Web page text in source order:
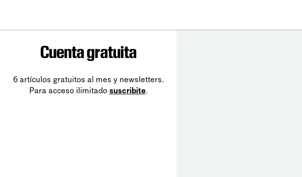
Cuenta gratuita
6 artículos gratuitos al mes y newsletters.
Para acceso ilimitado suscribite.